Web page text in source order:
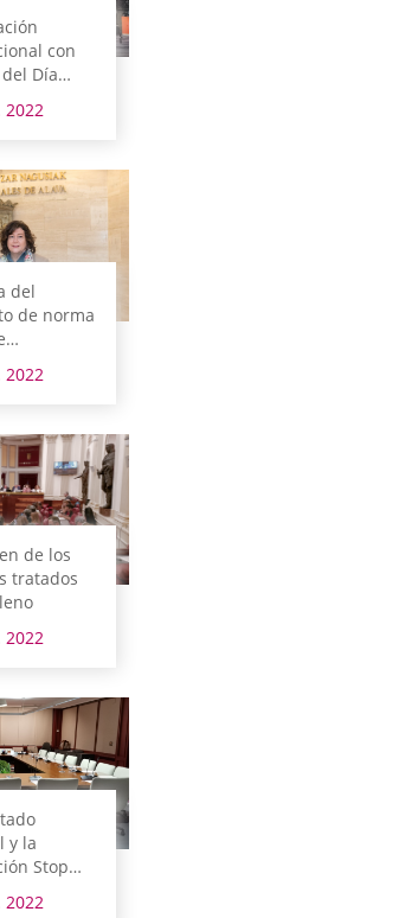
con
Día
2022
del
de norma
Histórico
2022
de los
tratados
2022
y la
Stop
2022